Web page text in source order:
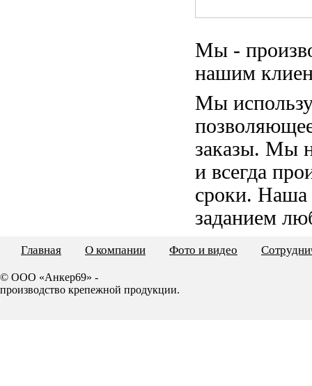
Мы -
нашим
Мы
заказы. Мы
и всегда
сроки. Наша
заданием
Главная О компании Фото и видео
© ООО «Анкер69» -
производство крепежной продукции.